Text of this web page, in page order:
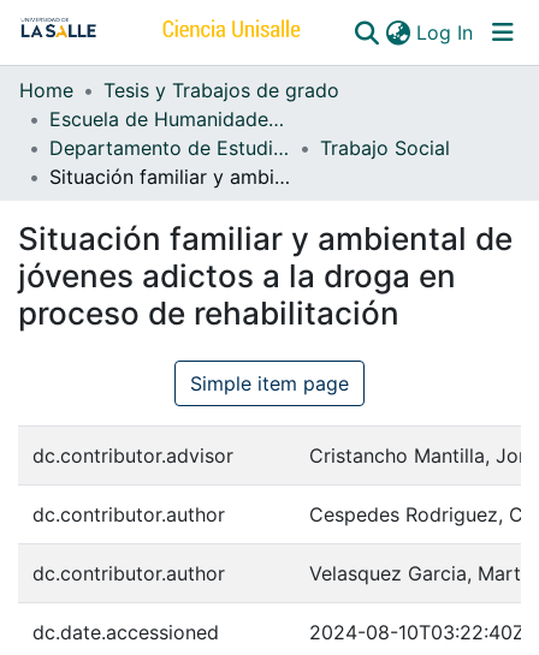
Log In
Communities & Collections
All of DSpace
Home
Tesis y Trabajos de grado
Escuela de Humanidades y Estudios Sociales
Departamento de Estudios Sociales
Trabajo Social
Situación familiar y ambiental de jóvenes adictos a la droga en proceso de rehabilitación
Situación familiar y ambiental de
jóvenes adictos a la droga en
proceso de rehabilitación
Simple item page
dc.contributor.advisor Cristancho Mantilla,
dc.contributor.author Cespedes Rodriguez,
dc.contributor.author Velasquez Garcia,
dc.date.accessioned 2024-08-10T03:22:40Z